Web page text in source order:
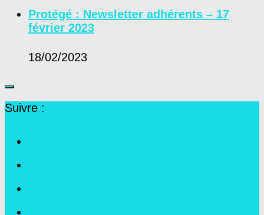
Protégé : Newsletter adhérents – 17
février 2023
18/02/2023
Suivre :